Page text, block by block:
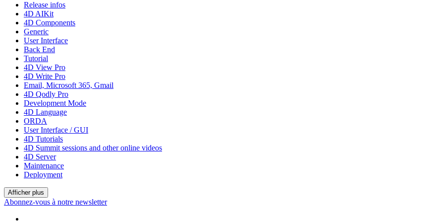
Release infos
4D AIKit
4D Components
Generic
User Interface
Back End
Tutorial
4D View Pro
4D Write Pro
Email, Microsoft 365, Gmail
4D Qodly Pro
Development Mode
4D Language
ORDA
User Interface / GUI
4D Tutorials
4D Summit sessions and other online videos
4D Server
Maintenance
Deployment
Afficher plus
Abonnez-vous à notre newsletter